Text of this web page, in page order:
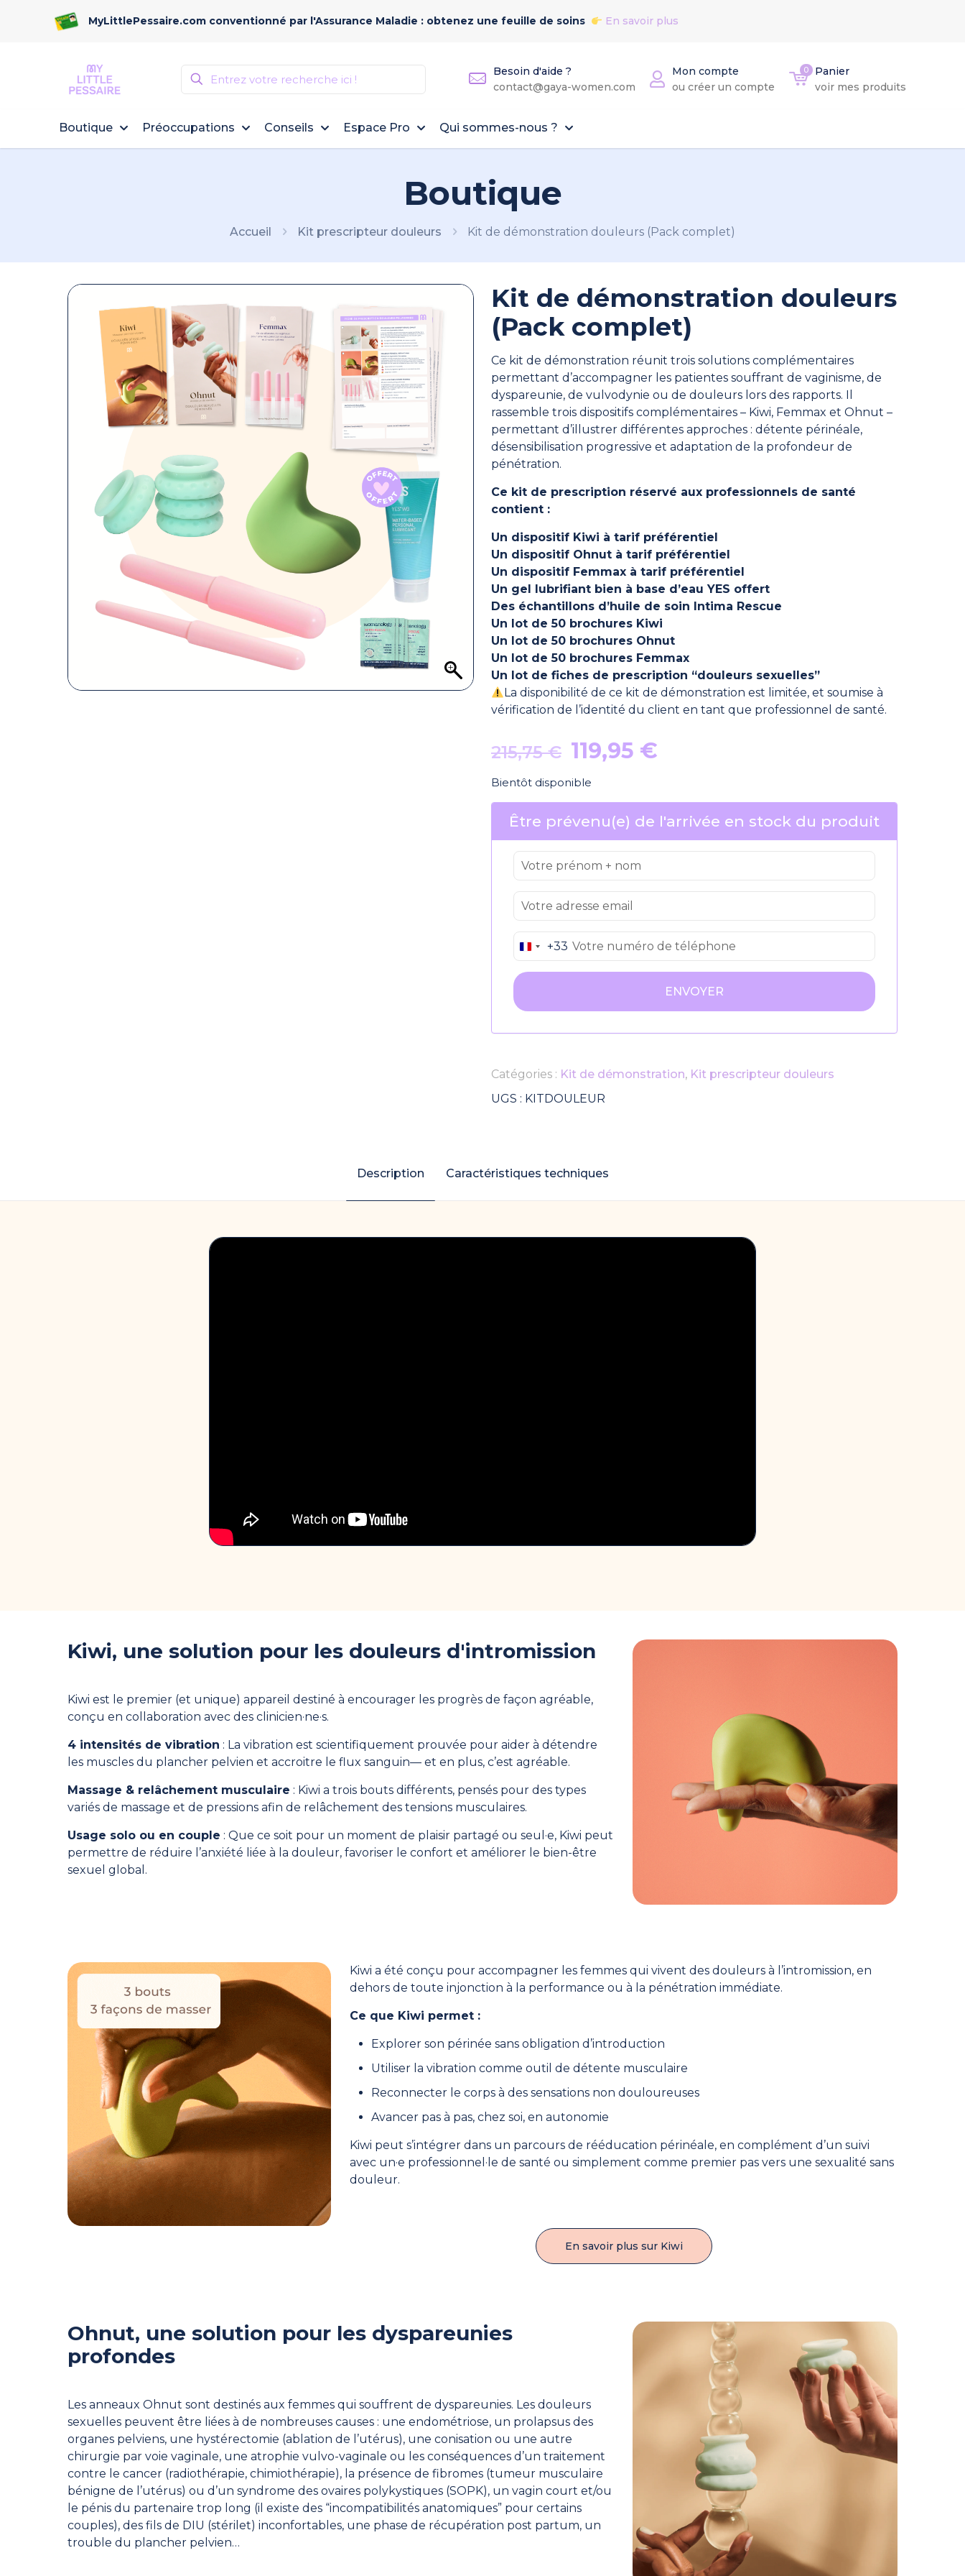
MyLittlePessaire.com conventionné par l'Assurance Maladie : obtenez une feuille de soins En savoir plus
Besoin d'aide ?
contact@gaya-women.com
Mon compte
ou créer un compte
0
Panier
voir mes produits
Boutique Préoccupations Conseils Espace Pro Qui sommes-nous ?
Boutique
Accueil Kit prescripteur douleurs Kit de démonstration douleurs (Pack complet)
Kit de démonstration douleurs
(Pack complet)
Ce kit de démonstration réunit trois solutions complémentaires
permettant d’accompagner les patientes souffrant de vaginisme, de
dyspareunie, de vulvodynie ou de douleurs lors des rapports. Il
rassemble trois dispositifs complémentaires – Kiwi, Femmax et Ohnut –
permettant d’illustrer différentes approches : détente périnéale,
désensibilisation progressive et adaptation de la profondeur de
pénétration.
Ce kit de prescription réservé aux professionnels de santé
contient :
Un dispositif Kiwi à tarif préférentiel
Un dispositif Ohnut à tarif préférentiel
Un dispositif Femmax à tarif préférentiel
Un gel lubrifiant bien à base d’eau YES offert
Des échantillons d’huile de soin Intima Rescue
Un lot de 50 brochures Kiwi
Un lot de 50 brochures Ohnut
Un lot de 50 brochures Femmax
Un lot de fiches de prescription “douleurs sexuelles”
La disponibilité de ce kit de démonstration est limitée, et soumise à
vérification de l’identité du client en tant que professionnel de santé.
215,75€ Le
prix
initial
était :
215,75 €.
119,95 €
est :
119,95 €.
Bientôt disponible
Être prévenu(e) de l'arrivée en stock du produit
France
+33
UGS : KITDOULEUR
Catégories : Kit de démonstration, Kit prescripteur douleurs
Description Caractéristiques techniques
Kiwi, une solution pour les douleurs d'intromission
Kiwi est le premier (et unique) appareil destiné à encourager les progrès de façon agréable,
conçu en collaboration avec des clinicien·ne·s.
4 intensités de vibration : La vibration est scientifiquement prouvée pour aider à détendre
les muscles du plancher pelvien et accroitre le flux sanguin— et en plus, c’est agréable.
Massage & relâchement musculaire : Kiwi a trois bouts différents, pensés pour des types
variés de massage et de pressions afin de relâchement des tensions musculaires.
Usage solo ou en couple : Que ce soit pour un moment de plaisir partagé ou seul·e, Kiwi peut
permettre de réduire l’anxiété liée à la douleur, favoriser le confort et améliorer le bien-être
sexuel global.
Kiwi a été conçu pour accompagner les femmes qui vivent des douleurs à l’intromission, en
dehors de toute injonction à la performance ou à la pénétration immédiate.
Ce que Kiwi permet :
Explorer son périnée sans obligation d’introduction
Utiliser la vibration comme outil de détente musculaire
Reconnecter le corps à des sensations non douloureuses
Avancer pas à pas, chez soi, en autonomie
Kiwi peut s’intégrer dans un parcours de rééducation périnéale, en complément d’un suivi
avec un·e professionnel·le de santé ou simplement comme premier pas vers une sexualité sans
douleur.
En savoir plus sur Kiwi
Ohnut, une solution pour les dyspareunies
profondes
Les anneaux Ohnut sont destinés aux femmes qui souffrent de dyspareunies. Les douleurs
sexuelles peuvent être liées à de nombreuses causes : une endométriose, un prolapsus des
organes pelviens, une hystérectomie (ablation de l’utérus), une conisation ou une autre
chirurgie par voie vaginale, une atrophie vulvo-vaginale ou les conséquences d’un traitement
contre le cancer (radiothérapie, chimiothérapie), la présence de fibromes (tumeur musculaire
bénigne de l’utérus) ou d’un syndrome des ovaires polykystiques (SOPK), un vagin court et/ou
le pénis du partenaire trop long (il existe des “incompatibilités anatomiques” pour certains
couples), des fils de DIU (stérilet) inconfortables, une phase de récupération post partum, un
trouble du plancher pelvien…